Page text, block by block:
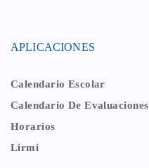
APLICACIONES
Calendario Escolar
Calendario De Evaluaciones
Horarios
Lirmi